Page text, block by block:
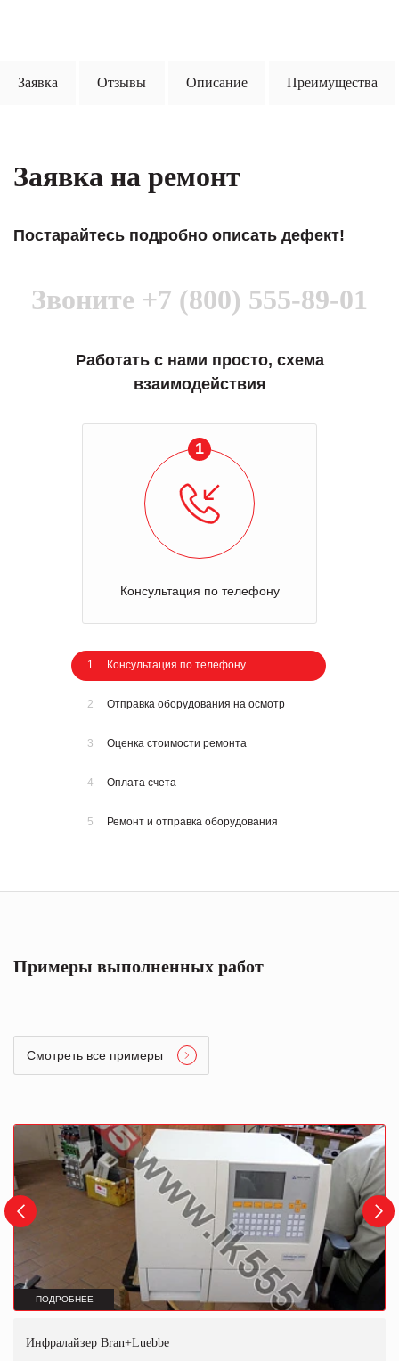
Заявка Отзывы Описание Преимущества
Заявка на ремонт
Постарайтесь подробно описать дефект!
Звоните +7 (800) 555-89-01
Работать с нами просто, схема
взаимодействия
1
Консультация по телефону
1 Консультация по телефону
2 Отправка оборудования на осмотр
3 Оценка стоимости ремонта
4 Оплата счета
5 Ремонт и отправка оборудования
Примеры выполненных работ
Смотреть все примеры
ПОДРОБНЕЕ
Инфралайзер Bran+Luebbe